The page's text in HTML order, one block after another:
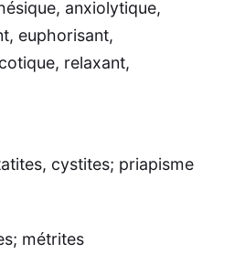
anxiolytique,
euphorisant,
relaxant,
cystites; priapisme
métrites